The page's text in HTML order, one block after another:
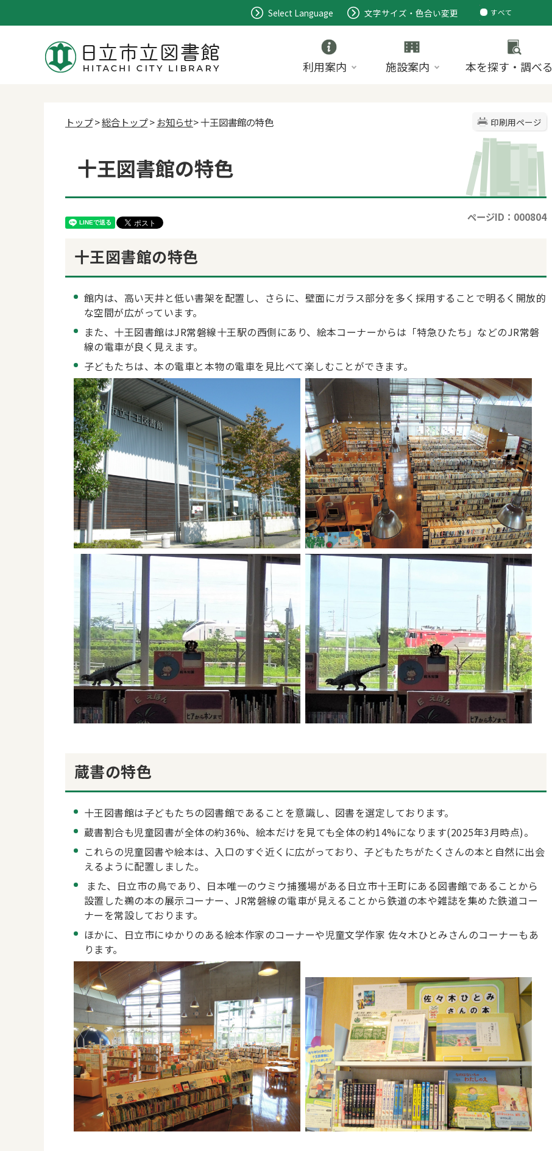
Select Language 文字サイズ・色合い変更
すべて
ページ
利用案内 施設案内 本を探す・調べる
印刷用ページ
トップ>総合トップ>お知らせ> 十王図書館の特色
十王図書館の特色
ページID：000804
十王図書館の特色
館内は、高い天井と低い書架を配置し、さらに、壁面にガラス部分を多く採用することで明るく開放的
な空間が広がっています。
また、十王図書館はJR常磐線十王駅の西側にあり、絵本コーナーからは「特急ひたち」などのJR常磐
線の電車が良く見えます。
子どもたちは、本の電車と本物の電車を見比べて楽しむことができます。
蔵書の特色
十王図書館は子どもたちの図書館であることを意識し、図書を選定しております。
蔵書割合も児童図書が全体の約36%、絵本だけを見ても全体の約14%になります(2025年3月時点)。
これらの児童図書や絵本は、入口のすぐ近くに広がっており、子どもたちがたくさんの本と自然に出会
えるように配置しました。
また、日立市の鳥であり、日本唯一のウミウ捕獲場がある日立市十王町にある図書館であることから
設置した鵜の本の展示コーナー、JR常磐線の電車が見えることから鉄道の本や雑誌を集めた鉄道コー
ナーを常設しております。
ほかに、日立市にゆかりのある絵本作家のコーナーや児童文学作家 佐々木ひとみさんのコーナーもあ
ります。